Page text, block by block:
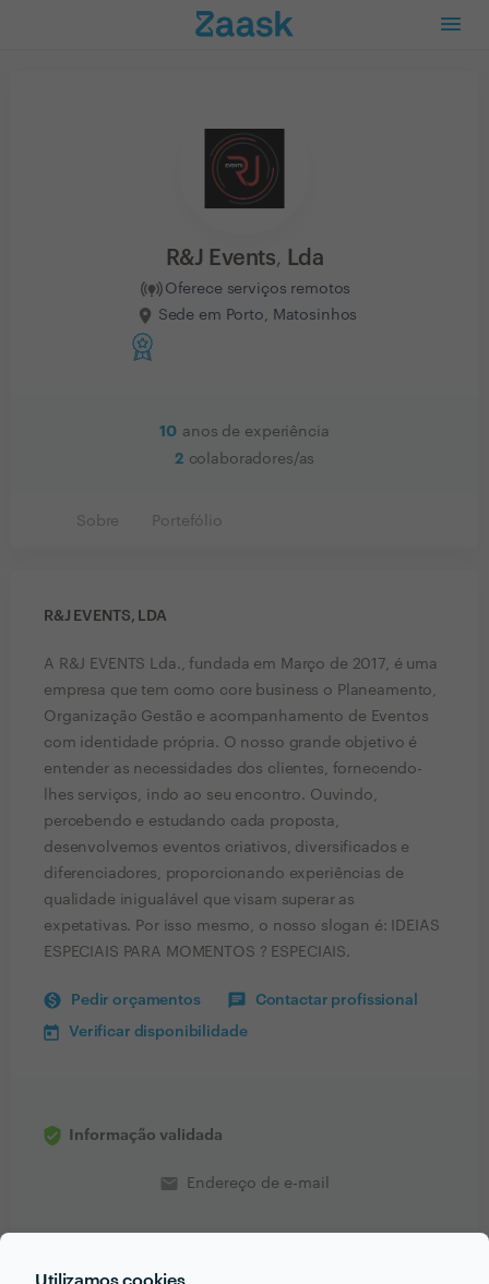
R&J Events, Lda
Oferece serviços remotos
Sede em Porto, Matosinhos
10 anos de experiência
2 colaboradores/as
Sobre Portefólio
R&J EVENTS, LDA
A R&J EVENTS Lda., fundada em Março de 2017, é uma
empresa que tem como core business o Planeamento,
Organização Gestão e acompanhamento de Eventos
com identidade própria. O nosso grande objetivo é
entender as necessidades dos clientes, fornecendo-
lhes serviços, indo ao seu encontro. Ouvindo,
percebendo e estudando cada proposta,
desenvolvemos eventos criativos, diversificados e
diferenciadores, proporcionando experiências de
qualidade inigualável que visam superar as
expetativas. Por isso mesmo, o nosso slogan é: IDEIAS
ESPECIAIS PARA MOMENTOS ? ESPECIAIS.
Pedir orçamentos Contactar profissional
Verificar disponibilidade
Informação validada
email Endereço de e-mail